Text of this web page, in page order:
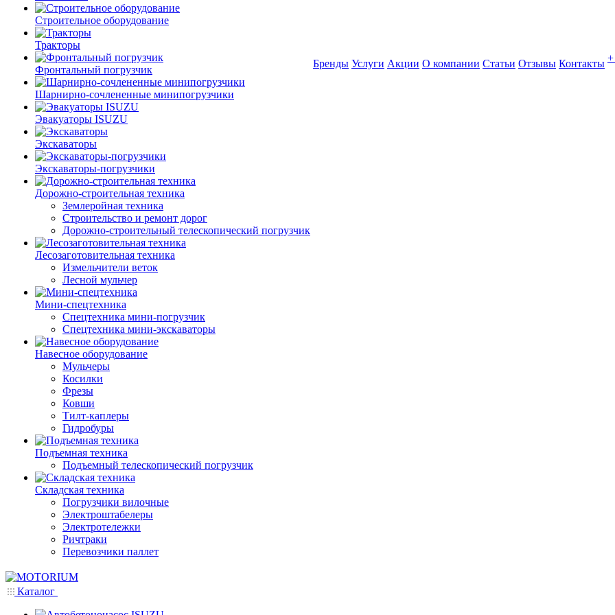
Строительное оборудование
Тракторы
Фронтальный погрузчик
Шарнирно-сочлененные минипогрузчики
Эвакуаторы ISUZU
Экскаваторы
Экскаваторы-погрузчики
Дорожно-строительная техника
Землеройная техника
Строительство и ремонт дорог
Дорожно-строительный телескопический погрузчик
Лесозаготовительная техника
Измельчители веток
Лесной мульчер
Мини-спецтехника
Спецтехника мини-погрузчик
Спецтехника мини-экскаваторы
Навесное оборудование
Мульчеры
Косилки
Фрезы
Ковши
Тилт-каплеры
Гидробуры
Подъемная техника
Подъемный телескопический погрузчик
Складская техника
Погрузчики вилочные
Электроштабелеры
Электротележки
Ричтраки
Перевозчики паллет
Бренды Услуги Акции О компании Статьи Отзывы Контакты
Каталог